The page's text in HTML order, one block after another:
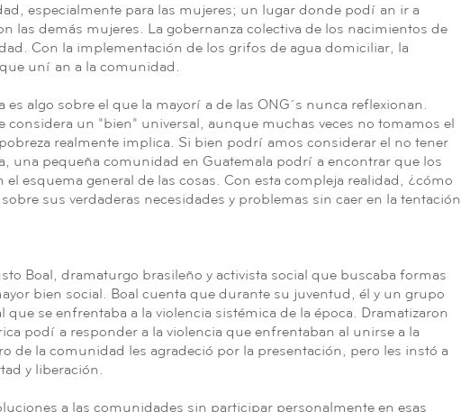
especialmente para las mujeres; un lugar donde podían ir a
las demás mujeres. La gobernanza colectiva de los nacimientos de
Con la implementación de los grifos de agua domiciliar, la
unían a la comunidad.
algo sobre el que la mayoría de las ONG´s nunca reflexionan.
considera un "bien" universal, aunque muchas veces no tomamos el
realmente implica. Si bien podríamos considerar el no tener
una pequeña comunidad en Guatemala podría encontrar que los
esquema general de las cosas. Con esta compleja realidad, ¿cómo
sus verdaderas necesidades y problemas sin caer en la tentación
Boal, dramaturgo brasileño y activista social que buscaba formas
bien social. Boal cuenta que durante su juventud, él y un grupo
se enfrentaba a la violencia sistémica de la época. Dramatizaron
podía responder a la violencia que enfrentaban al unirse a la
de la comunidad les agradeció por la presentación, pero les instó a
y liberación.
a las comunidades sin participar personalmente en esas